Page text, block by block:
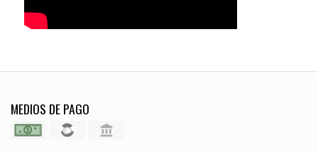
MEDIOS DE PAGO